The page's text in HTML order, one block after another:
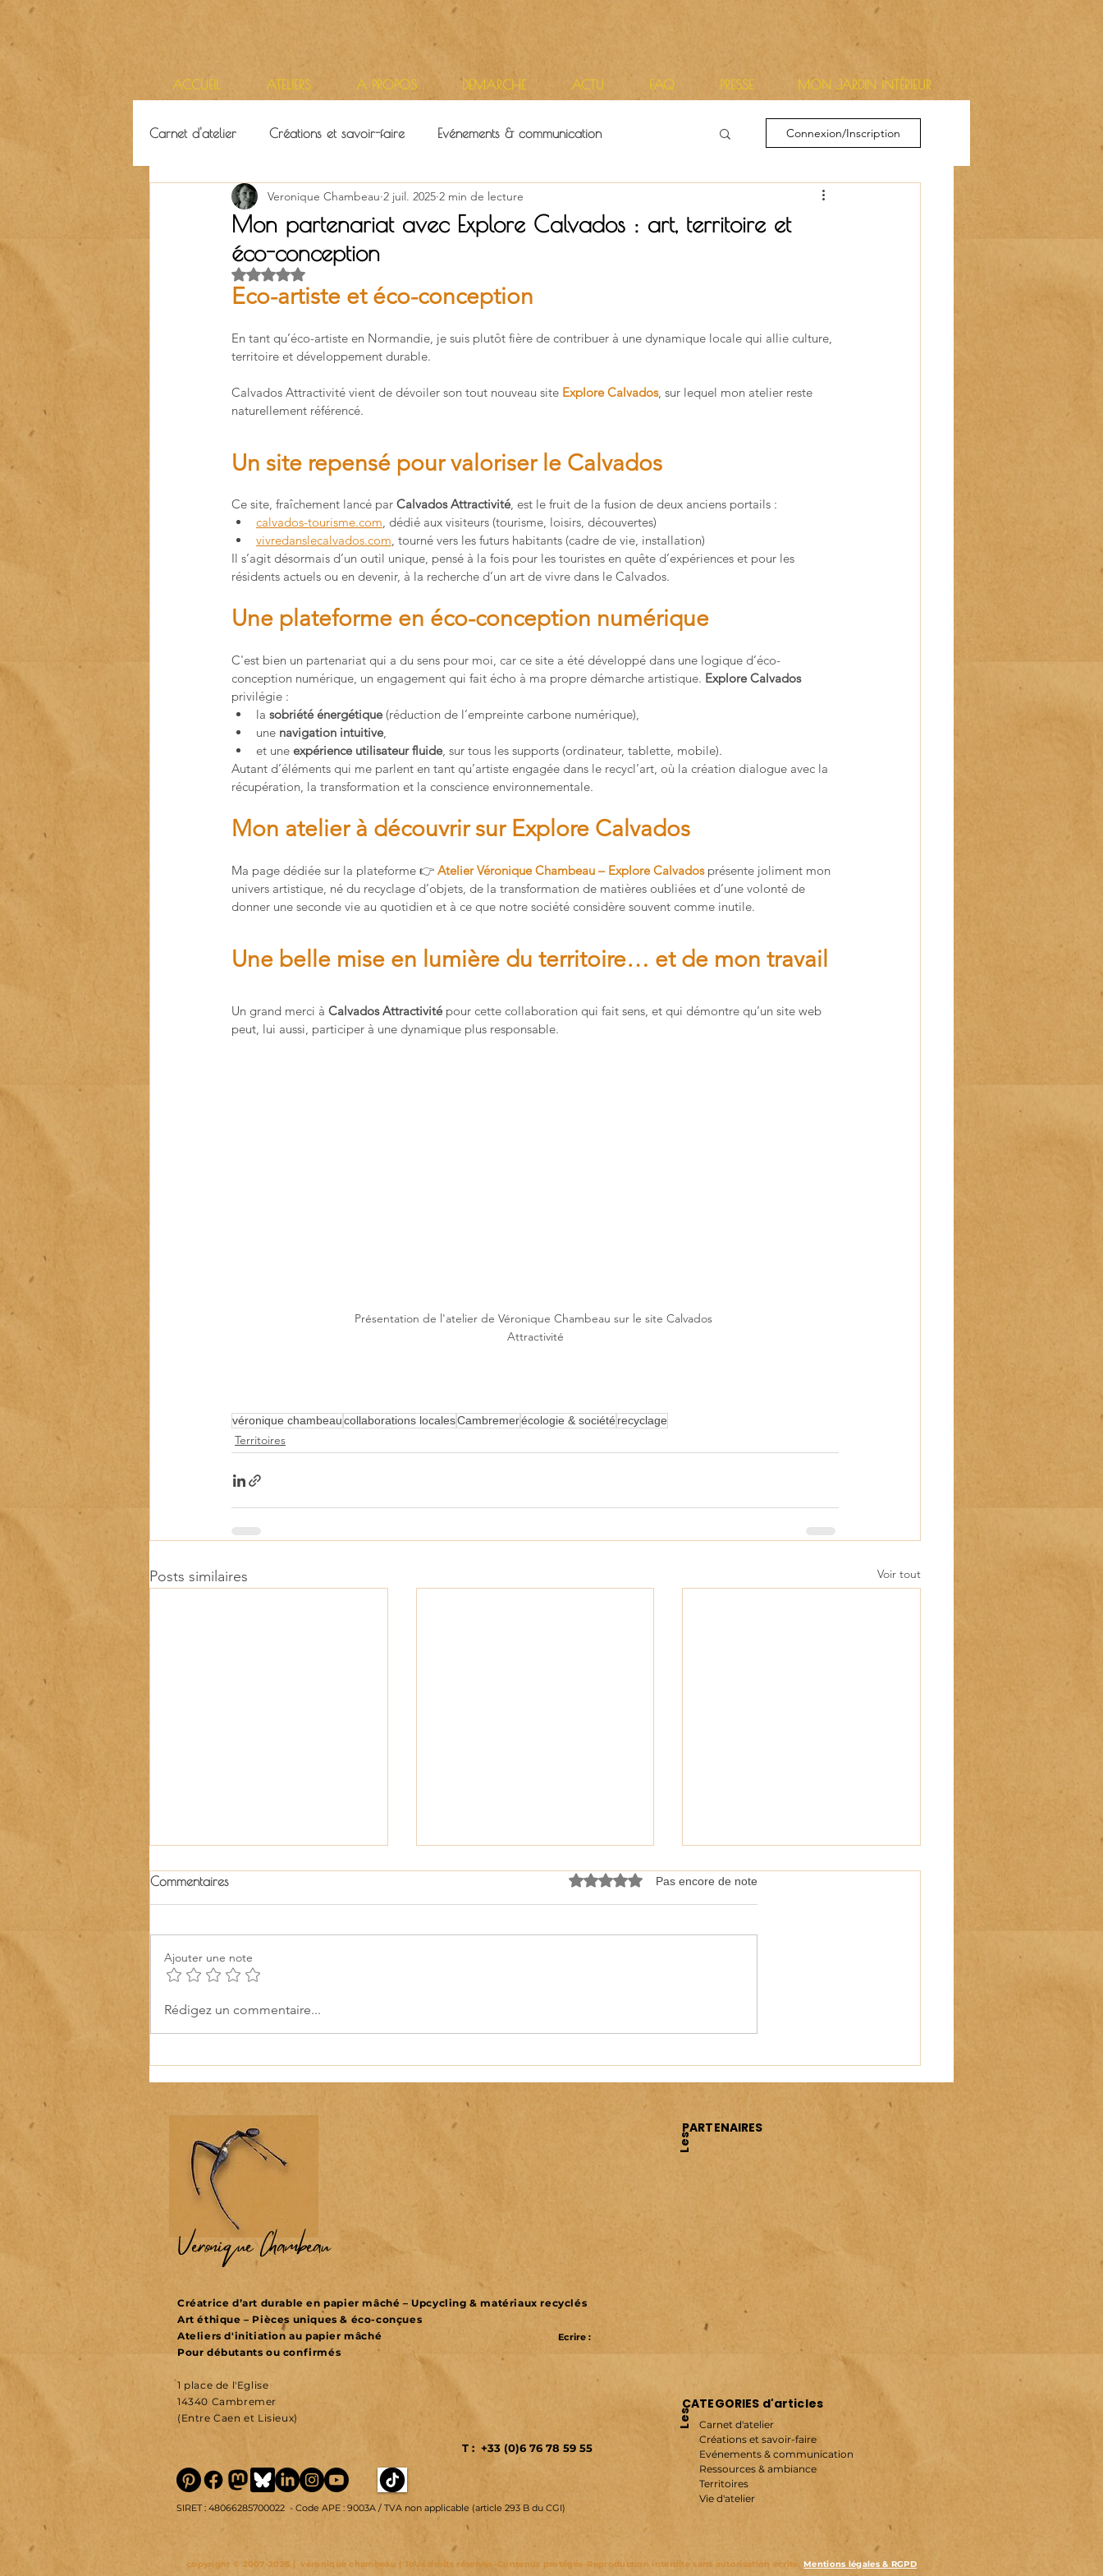
Carnet d'atelier Créations et savoir-faire Evénements & communication
Ressources & ambiance Territoires Vie d'atelier
Connexion/Inscription
Mon partenariat avec Explore Calvados : art, territoire et
éco-conception
Veronique Chambeau 2 juil. 2025 2 min de lecture
Noté NaN étoiles sur 5.
Eco-artiste et éco-conception
En tant qu’éco-artiste en Normandie, je suis plutôt fière de contribuer à une dynamique locale qui allie culture,
territoire et développement durable.
Calvados Attractivité vient de dévoiler son tout nouveau site Explore Calvados, sur lequel mon atelier reste
naturellement référencé.
Un site repensé pour valoriser le Calvados
Ce site, fraîchement lancé par Calvados Attractivité, est le fruit de la fusion de deux anciens portails :
calvados-tourisme.com, dédié aux visiteurs (tourisme, loisirs, découvertes)
vivredanslecalvados.com, tourné vers les futurs habitants (cadre de vie, installation)
Il s’agit désormais d’un outil unique, pensé à la fois pour les touristes en quête d’expériences et pour les
résidents actuels ou en devenir, à la recherche d’un art de vivre dans le Calvados.
Une plateforme en éco-conception numérique
C'est bien un partenariat qui a du sens pour moi, car ce site a été développé dans une logique d’éco-
conception numérique, un engagement qui fait écho à ma propre démarche artistique. Explore Calvados
privilégie :
la sobriété énergétique (réduction de l’empreinte carbone numérique),
une navigation intuitive,
et une expérience utilisateur fluide, sur tous les supports (ordinateur, tablette, mobile).
Autant d’éléments qui me parlent en tant qu’artiste engagée dans le recycl’art, où la création dialogue avec la
récupération, la transformation et la conscience environnementale.
Mon atelier à découvrir sur Explore Calvados
Ma page dédiée sur la plateforme 👉 Atelier Véronique Chambeau – Explore Calvados présente joliment mon
univers artistique, né du recyclage d’objets, de la transformation de matières oubliées et d’une volonté de
donner une seconde vie au quotidien et à ce que notre société considère souvent comme inutile.
Une belle mise en lumière du territoire… et de mon travail
Un grand merci à Calvados Attractivité pour cette collaboration qui fait sens, et qui démontre qu’un site web
peut, lui aussi, participer à une dynamique plus responsable.
Présentation de l'atelier de Véronique Chambeau sur le site Calvados
Attractivité
véronique chambeaucollaborations localesCambremerécologie & société recyclage
Territoires
Posts similaires Voir tout
Atelier intergenerationnel à
Commentaires Noté 0 étoile sur 5.Pas encore de note
Ajouter une note
Rédigez un commentaire...
ACCUEIL ATELIERS A PROPOS DEMARCHE ACTU FAQ PRESSE MON JARDIN INTÉRIEUR
Véronique Chambeau
Créatrice d’art durable en papier mâché – Upcycling & matériaux recyclés
Art éthique – Pièces uniques & éco-conçues
Ateliers d'initiation au papier mâché
Pour débutants ou confirmés
1 place de l'Eglise
14340 Cambremer
(Entre Caen et Lisieux)
Ecrire :
T : +33 (0)6 76 78 59 55
SIRET : 48066285700022 - Code APE : 9003A / TVA non applicable (article 293 B du CGI)
Carnet d'atelier
Créations et savoir-faire
Evénements & communication
Ressources & ambiance
Territoires
Vie d'atelier
Les
PARTENAIRES
Les
CATEGORIES d'articles
copyright © 2007-2026 | véronique chambeau | Tous droits réservés–Contenus protégés–Reproduction interdite sans autorisation écrite.Mentions légales & RGPD